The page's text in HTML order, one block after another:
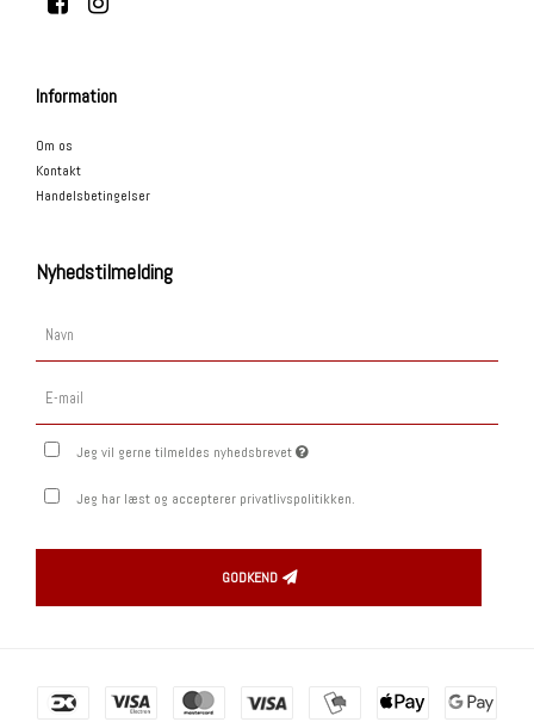
Information
Om os
Kontakt
Handelsbetingelser
Nyhedstilmelding
Jeg vil gerne tilmeldes nyhedsbrevet
Jeg har læst og accepterer privatlivspolitikken.
GODKEND